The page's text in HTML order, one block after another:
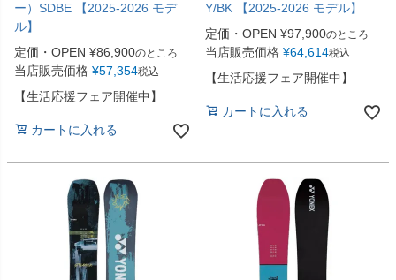
ー）SDBE 【2025-2026 モデ
ル】
定価・OPEN ¥86,900のところ
当店販売価格 ¥57,354税込
【生活応援フェア開催中】
カートに入れる
Y/BK 【2025-2026 モデル】
定価・OPEN ¥97,900のところ
当店販売価格 ¥64,614税込
【生活応援フェア開催中】
カートに入れる